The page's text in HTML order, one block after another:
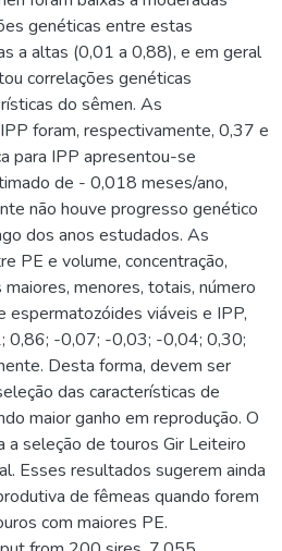
genéticas entre estas
a altas (0,01 a 0,88), e em geral
correlações genéticas
do sêmen. As
foram, respectivamente, 0,37 e
para IPP apresentou-se
de - 0,018 meses/ano,
não houve progresso genético
dos anos estudados. As
PE e volume, concentração,
menores, totais, número
viáveis e IPP,
0,86; -0,07; -0,03; -0,04; 0,30;
Desta forma, devem ser
das características de
maior ganho em reprodução. O
a seleção de touros Gir Leiteiro
Esses resultados sugerem ainda
de fêmeas quando forem
com maiores PE.